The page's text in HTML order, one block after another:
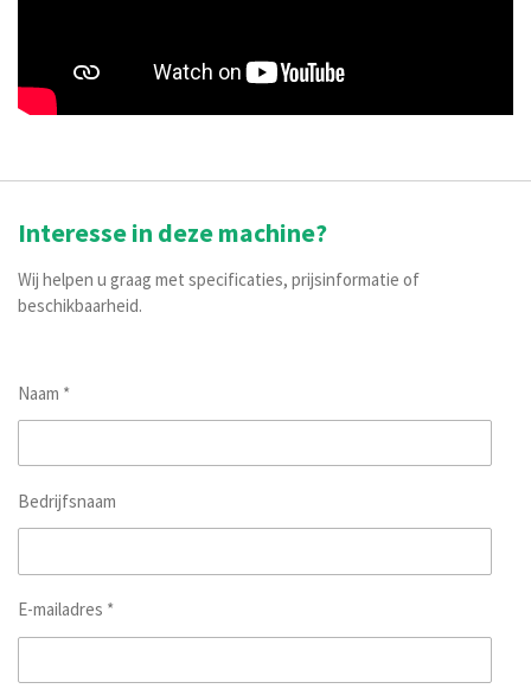
Interesse in deze machine?
Wij helpen u graag met specificaties, prijsinformatie of
beschikbaarheid.
Naam *
Bedrijfsnaam
E-mailadres *